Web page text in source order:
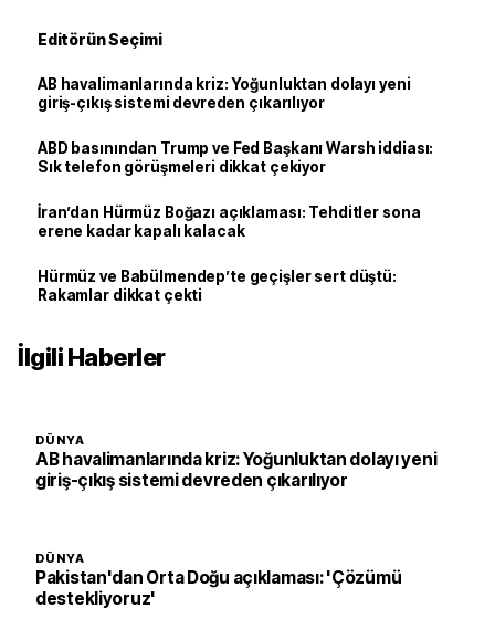
Editörün Seçimi
AB havalimanlarında kriz: Yoğunluktan dolayı yeni
giriş-çıkış sistemi devreden çıkarılıyor
ABD basınından Trump ve Fed Başkanı Warsh iddiası:
Sık telefon görüşmeleri dikkat çekiyor
İran’dan Hürmüz Boğazı açıklaması: Tehditler sona
erene kadar kapalı kalacak
Hürmüz ve Babülmendep’te geçişler sert düştü:
Rakamlar dikkat çekti
İlgili Haberler
DÜNYA
AB havalimanlarında kriz: Yoğunluktan dolayı yeni
giriş-çıkış sistemi devreden çıkarılıyor
DÜNYA
Pakistan'dan Orta Doğu açıklaması: 'Çözümü
destekliyoruz'